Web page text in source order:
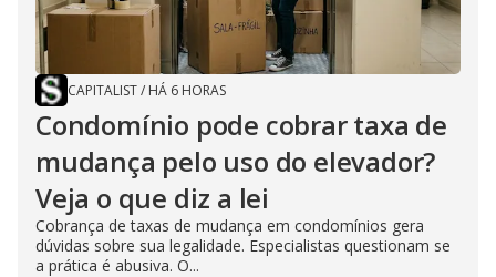
CAPITALIST/ HÁ 6 HORAS
Condomínio pode cobrar taxa de
mudança pelo uso do elevador?
Veja o que diz a lei
Cobrança de taxas de mudança em condomínios gera
dúvidas sobre sua legalidade. Especialistas questionam se
a prática é abusiva. O...